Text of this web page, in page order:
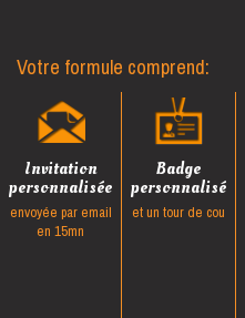
Votre formule comprend:
Invitation
personnalisée
envoyée par email
en 15mn
Badge
personnalisé
et un tour de cou